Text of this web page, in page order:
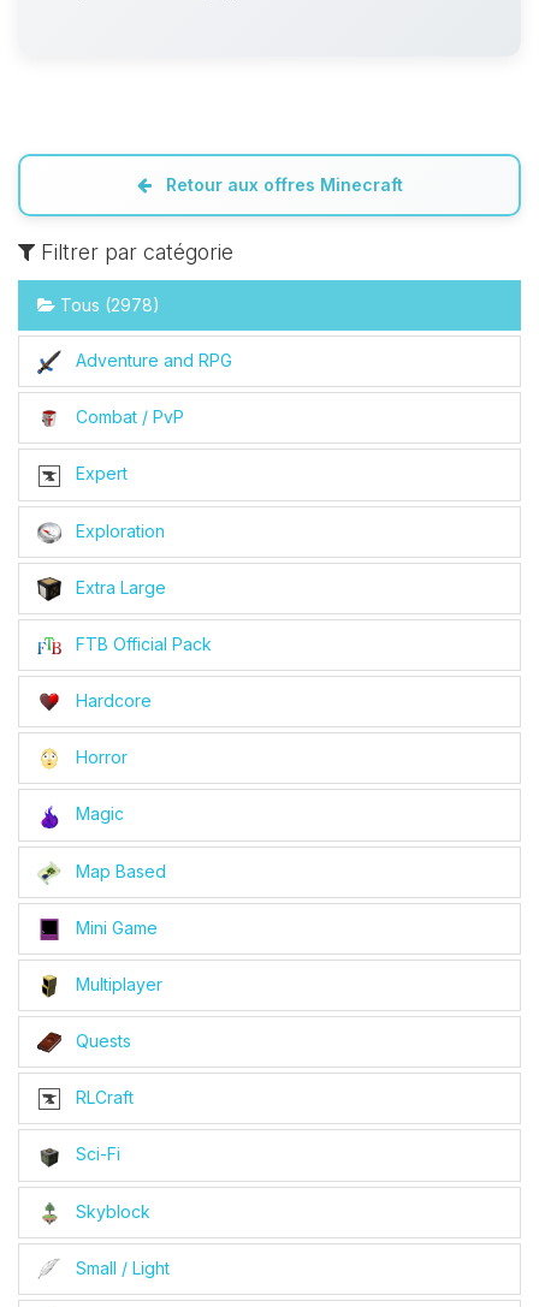
Retour aux offres Minecraft
Filtrer par catégorie
Tous (2978)
Adventure and RPG
Combat / PvP
Expert
Exploration
Extra Large
FTB Official Pack
Hardcore
Horror
Magic
Map Based
Mini Game
Multiplayer
Quests
RLCraft
Sci-Fi
Skyblock
Small / Light